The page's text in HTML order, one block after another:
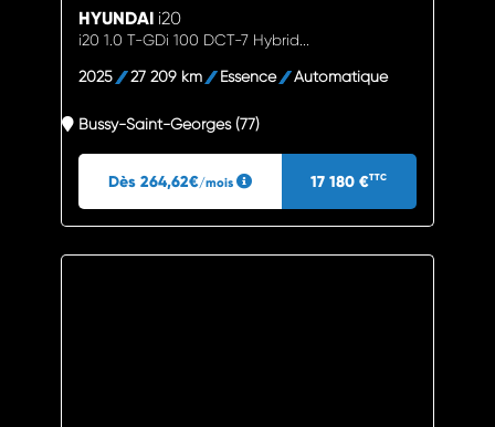
HYUNDAI i20
i20 1.0 T-GDi 100 DCT-7 Hybrid...
2025 27 209 km Essence Automatique
Bussy-Saint-Georges (77)
Dès 264,62€/mois 17 180 €TTC